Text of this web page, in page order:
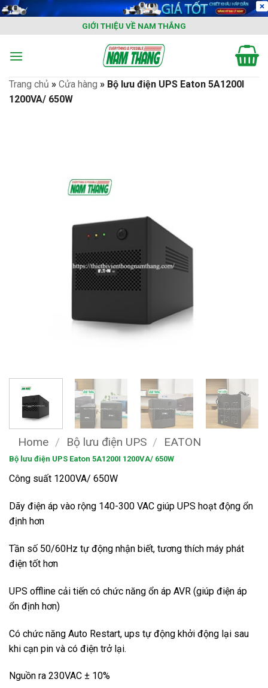
Skip
content
GIỚI THIỆU VỀ NAM THẮNG
Trang chủ » Cửa hàng » Bộ lưu điện UPS Eaton 5A1200I
1200VA/ 650W
Home / Bộ lưu điện UPS / EATON
Bộ lưu điện UPS Eaton 5A1200I 1200VA/ 650W
Công suất 1200VA/ 650W
Dãy điện áp vào rộng 140-300 VAC giúp UPS hoạt động ổn
định hơn
Tần số 50/60Hz tự động nhận biết, tương thích máy phát
điện tốt hơn
UPS offline cải tiến có chức năng ổn áp AVR (giúp điện áp
ổn định hơn)
Có chức năng Auto Restart, ups tự động khởi động lại sau
khi cạn pin và có điện trở lại.
Nguồn ra 230VAC ± 10%